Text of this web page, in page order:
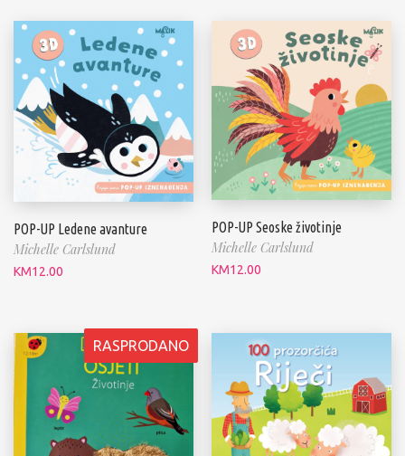
POP-UP Ledene avanture
Michelle Carlslund
KM12.00
POP-UP Seoske životinje
Michelle Carlslund
KM12.00
RASPRODANO